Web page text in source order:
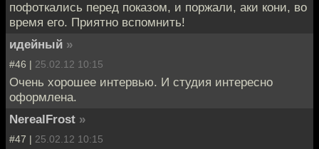
пофоткались перед показом, и поржали, аки кони, во
время его. Приятно вспомнить!
идейный »
#46 | 25.02.12 10:15
Очень хорошее интервью. И студия интересно
оформлена.
NerealFrost »
#47 | 25.02.12 10:15